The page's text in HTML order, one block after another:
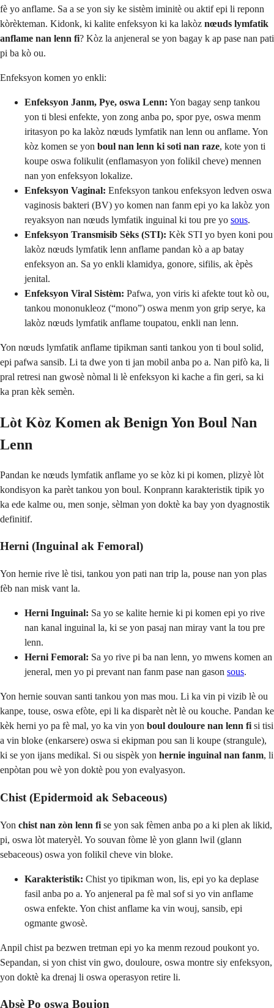
fè yo anflame. Sa a se yon siy ke sistèm iminitè ou aktif epi li reponn
kòrèkteman. Kidonk, ki kalite enfeksyon ki ka lakòz nœuds lymfatik
anflame nan lenn fi? Kòz la anjeneral se yon bagay k ap pase nan pati
pi ba kò ou.
Enfeksyon komen yo enkli:
Enfeksyon Janm, Pye, oswa Lenn: Yon bagay senp tankou
yon ti blesi enfekte, yon zong anba po, spor pye, oswa menm
iritasyon po ka lakòz nœuds lymfatik nan lenn ou anflame. Yon
kòz komen se yon boul nan lenn ki soti nan raze, kote yon ti
koupe oswa folikulit (enflamasyon yon folikil cheve) mennen
nan yon enfeksyon lokalize.
Enfeksyon Vaginal: Enfeksyon tankou enfeksyon ledven oswa
vaginosis bakteri (BV) yo komen nan fanm epi yo ka lakòz yon
reyaksyon nan nœuds lymfatik inguinal ki tou pre yo sous.
Enfeksyon Transmisib Sèks (STI): Kèk STI yo byen koni pou
lakòz nœuds lymfatik lenn anflame pandan kò a ap batay
enfeksyon an. Sa yo enkli klamidya, gonore, sifilis, ak èpès
jenital.
Enfeksyon Viral Sistèm: Pafwa, yon viris ki afekte tout kò ou,
tankou mononukleoz (“mono”) oswa menm yon grip serye, ka
lakòz nœuds lymfatik anflame toupatou, enkli nan lenn.
Yon nœuds lymfatik anflame tipikman santi tankou yon ti boul solid,
epi pafwa sansib. Li ta dwe yon ti jan mobil anba po a. Nan pifò ka, li
pral retresi nan gwosè nòmal li lè enfeksyon ki kache a fin geri, sa ki
ka pran kèk semèn.
Lòt Kòz Komen ak Benign Yon Boul Nan
Lenn
Pandan ke nœuds lymfatik anflame yo se kòz ki pi komen, plizyè lòt
kondisyon ka parèt tankou yon boul. Konprann karakteristik tipik yo
ka ede kalme ou, men sonje, sèlman yon doktè ka bay yon dyagnostik
definitif.
Herni (Inguinal ak Femoral)
Yon hernie rive lè tisi, tankou yon pati nan trip la, pouse nan yon plas
fèb nan misk vant la.
Herni Inguinal: Sa yo se kalite hernie ki pi komen epi yo rive
nan kanal inguinal la, ki se yon pasaj nan miray vant la tou pre
lenn.
Herni Femoral: Sa yo rive pi ba nan lenn, yo mwens komen an
jeneral, men yo pi prevant nan fanm pase nan gason sous.
Yon hernie souvan santi tankou yon mas mou. Li ka vin pi vizib lè ou
kanpe, touse, oswa efòte, epi li ka disparèt nèt lè ou kouche. Pandan ke
kèk herni yo pa fè mal, yo ka vin yon boul douloure nan lenn fi si tisi
a vin bloke (enkarsere) oswa si ekipman pou san li koupe (strangule),
ki se yon ijans medikal. Si ou sispèk yon hernie inguinal nan fanm, li
enpòtan pou wè yon doktè pou yon evalyasyon.
Chist (Epidermoid ak Sebaceous)
Yon chist nan zòn lenn fi se yon sak fèmen anba po a ki plen ak likid,
pi, oswa lòt materyèl. Yo souvan fòme lè yon glann lwil (glann
sebaceous) oswa yon folikil cheve vin bloke.
Karakteristik: Chist yo tipikman won, lis, epi yo ka deplase
fasil anba po a. Yo anjeneral pa fè mal sof si yo vin anflame
oswa enfekte. Yon chist anflame ka vin wouj, sansib, epi
ogmante gwosè.
Anpil chist pa bezwen tretman epi yo ka menm rezoud poukont yo.
Sepandan, si yon chist vin gwo, douloure, oswa montre siy enfeksyon,
yon doktè ka drenaj li oswa operasyon retire li.
Absè Po oswa Boujon